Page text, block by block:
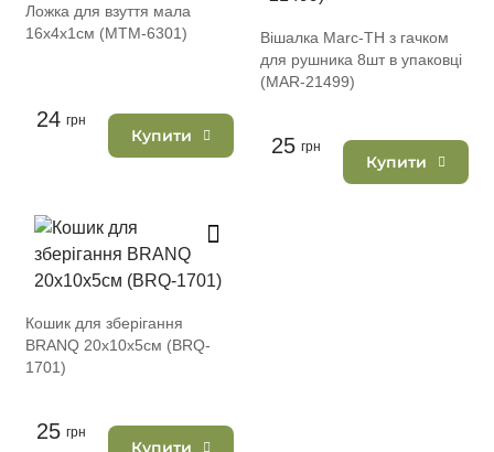
Ложка для взуття мала
16х4х1см (MTM-6301)
24 грн
Купити
Вішалка Marc-TH з гачком
для рушника 8шт в упаковці
(MAR-21499)
25 грн
Купити
Кошик для зберігання
BRANQ 20х10х5см (BRQ-
1701)
25 грн
Купити